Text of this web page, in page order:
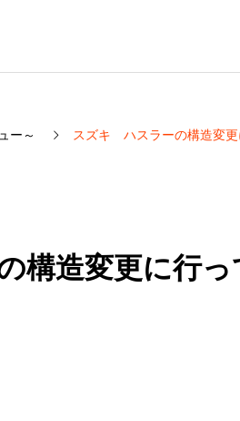
ー～ スズキ ハスラーの構造変更
造変更に行っ